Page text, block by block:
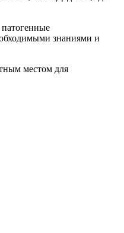
знаниями и
местом для